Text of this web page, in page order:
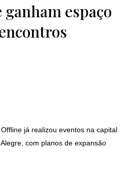
espaço
já realizou eventos na capital
com planos de expansão